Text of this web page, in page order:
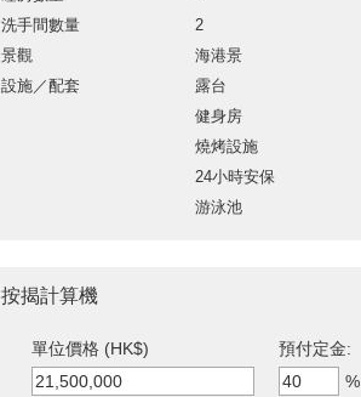
洗手間數量
2
景觀
海港景
設施／配套
露台
健身房
燒烤設施
24小時安保
游泳池
按揭計算機
單位價格 (HK$)
預付定金:
%